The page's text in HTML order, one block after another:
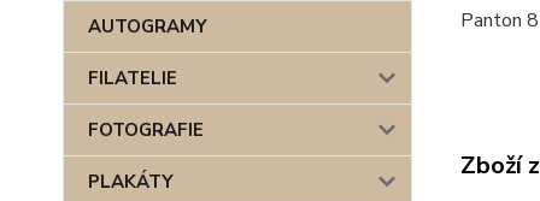
AUTOGRAMY
FILATELIE
FOTOGRAFIE
PLAKÁTY
Panton
Zboží